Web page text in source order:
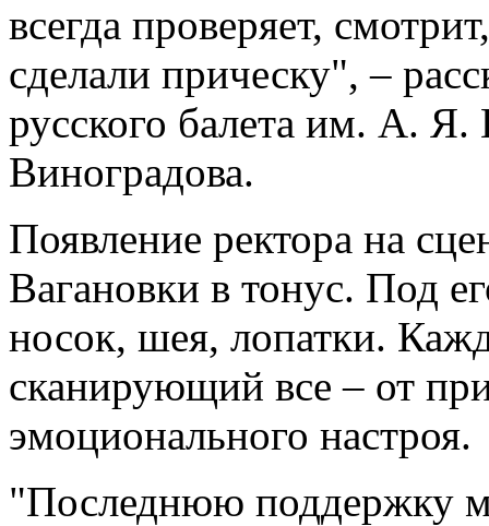
всегда проверяет,
сделали прическу", –
русского балета им. А.
Виноградова.
Появление ректора на
Вагановки в тонус. Под
носок, шея, лопатки.
сканирующий все – от
эмоционального настроя.
"Последнюю поддержку